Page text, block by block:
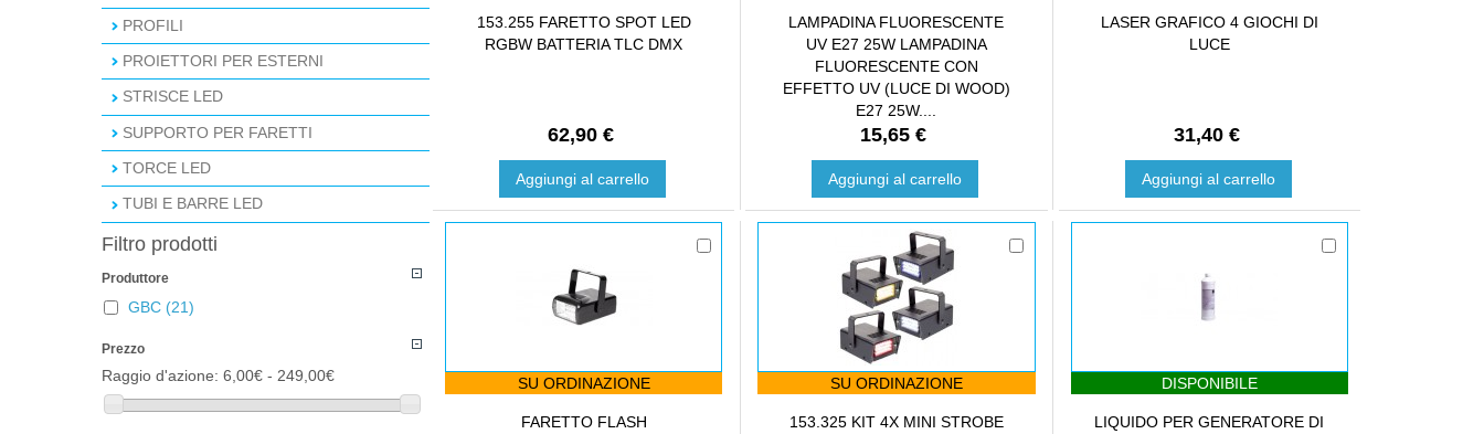
PROFILI
PROIETTORI PER ESTERNI
STRISCE LED
SUPPORTO PER FARETTI
TORCE LED
TUBI E BARRE LED
Filtro prodotti
Produttore
GBC (21)
Prezzo
Raggio d'azione: 6,00€ - 249,00€
153.255 FARETTO SPOT LED
RGBW BATTERIA TLC DMX
62,90 €
Aggiungi al carrello
LAMPADINA FLUORESCENTE
UV E27 25W LAMPADINA
FLUORESCENTE CON
EFFETTO UV (LUCE DI WOOD)
E27 25W....
15,65 €
Aggiungi al carrello
LASER GRAFICO 4 GIOCHI DI
LUCE
31,40 €
Aggiungi al carrello
SU ORDINAZIONE
FARETTO FLASH
SU ORDINAZIONE
153.325 KIT 4X MINI STROBE
DISPONIBILE
LIQUIDO PER GENERATORE DI